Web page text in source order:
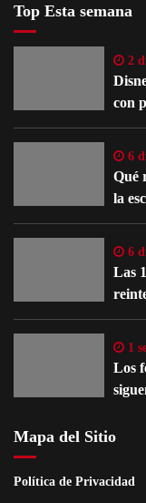
Top Esta semana
2
con
6
Qué
la
New
6
Las
1
Los
Mapa del Sitio
Política de Privacidad